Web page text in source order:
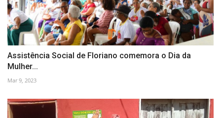
Assistência Social de Floriano comemora o Dia da
Mulher...
Mar 9, 2023